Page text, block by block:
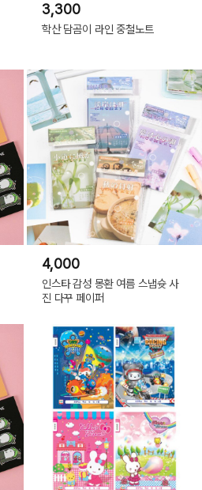
3,300
학산 담곰이 라인 중철노트
4,000
인스타 감성 몽환 여름 스냅슛 사
진 다꾸 페이퍼